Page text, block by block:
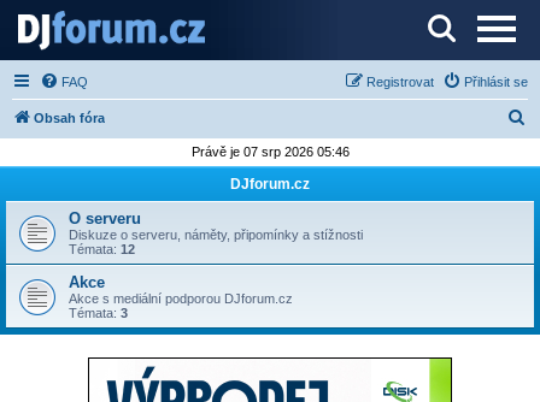
Server o DJ technice a DJingu
FAQ Přihlásit se
Registrovat
Obsah fóra
d
t
Právě je 07 srp 2026 05:46
DJforum.cz
O serveru
Diskuze o serveru, náměty, připomínky a stížnosti
Témata: 12
Akce
Akce s mediální podporou DJforum.cz
Témata: 3